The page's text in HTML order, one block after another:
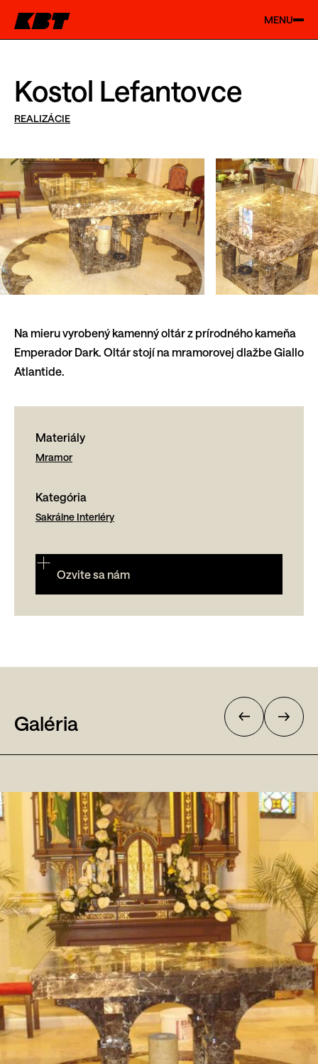
MENU
Kostol Lefantovce
REALIZÁCIE
Na mieru vyrobený kamenný oltár z prírodného kameňa
Emperador Dark. Oltár stojí na mramorovej dlažbe Giallo
Atlantide.
Materiály
Mramor
Kategória
Sakrálne Interiéry
Ozvite sa nám
Galéria